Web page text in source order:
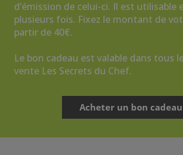
d’émission de celui-ci. Il est utilisable
plusieurs fois. Fixez le montant de
partir de 40€.
Le bon cadeau est valable dans tous
vente Les Secrets du Chef.
Acheter un bon cadeau